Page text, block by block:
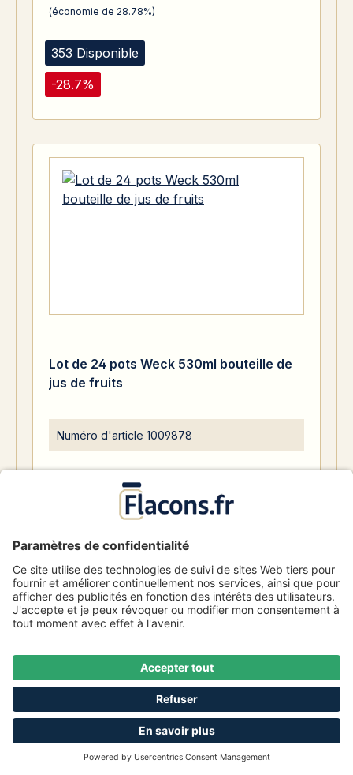
353 Disponible
-28.7%
(économie de 28.78%)
194 Disponible
Lot de 24 pots Weck 530ml bouteille de
jus de fruits
Numéro d'article 1009878
52,80 €